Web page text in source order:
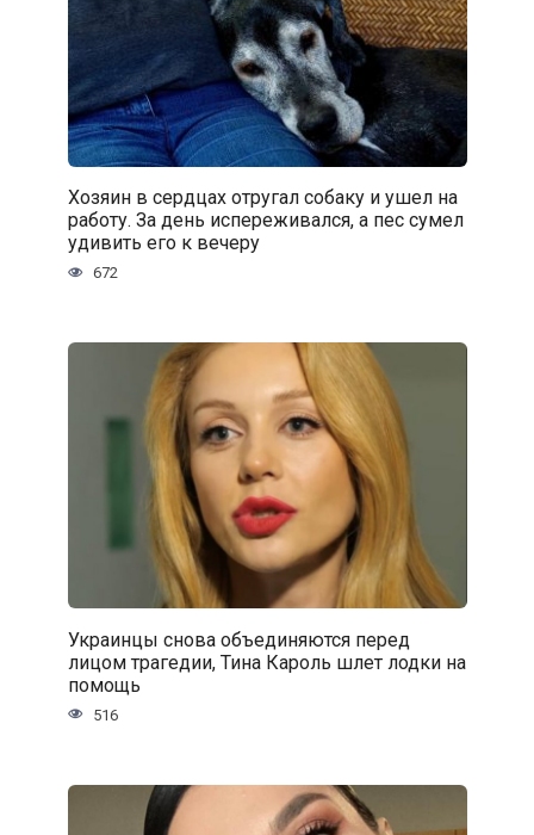
Хозяин в сердцах отругал собаку и ушел на
работу. За день испереживался, а пес сумел
удивить его к вечеру
672
Украинцы снова объединяются перед
лицом трагедии, Тина Кароль шлет лодки на
помощь
516